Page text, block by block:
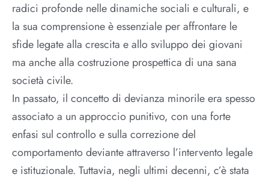
radici profonde nelle dinamiche sociali e culturali, e
la sua comprensione è essenziale per affrontare le
sfide legate alla crescita e allo sviluppo dei giovani
ma anche alla costruzione prospettica di una sana
società civile.
In passato, il concetto di devianza minorile era spesso
associato a un approccio punitivo, con una forte
enfasi sul controllo e sulla correzione del
comportamento deviante attraverso l’intervento legale
e istituzionale. Tuttavia, negli ultimi decenni, c’è stata